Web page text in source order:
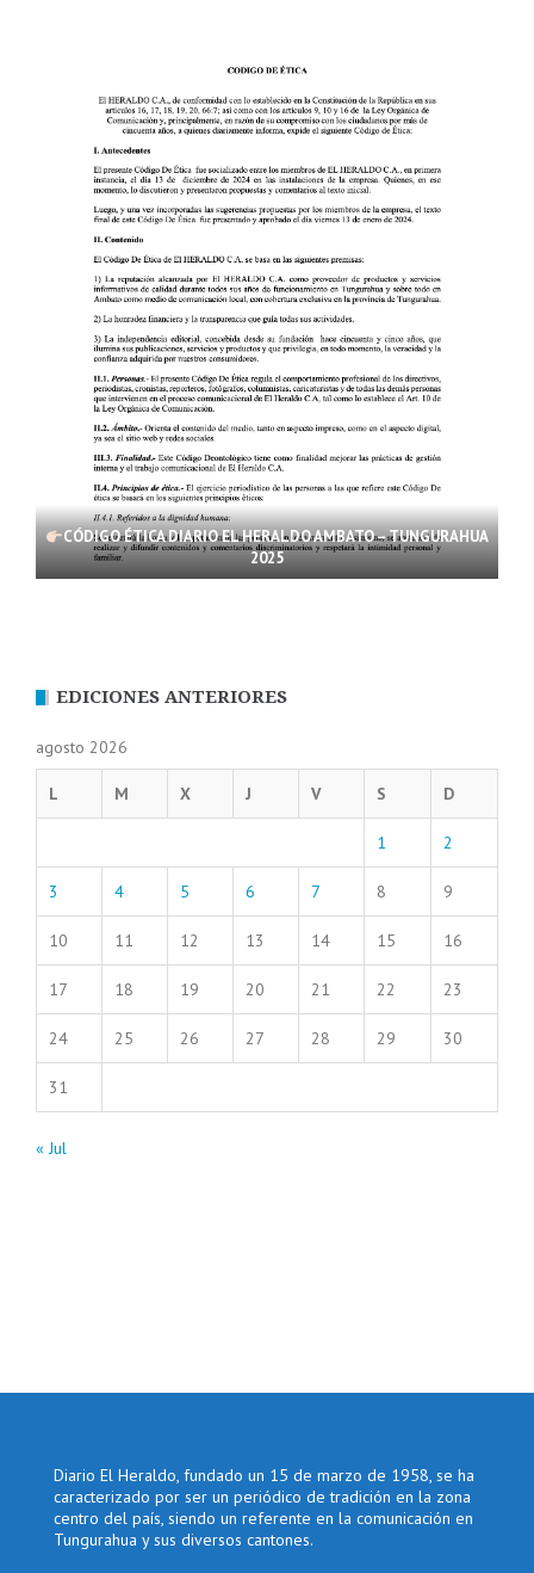
CÓDIGO ÉTICA DIARIO EL HERALDO AMBATO – TUNGURAHUA
2025
EDICIONES ANTERIORES
agosto 2026
L M X J V S D
1 2
3 4 5 6 7 8 9
10 11 12 13 14 15 16
17 18 19 20 21 22 23
24 25 26 27 28 29 30
31
« Jul
Diario El Heraldo, fundado un 15 de marzo de 1958, se ha
caracterizado por ser un periódico de tradición en la zona
centro del país, siendo un referente en la comunicación en
Tungurahua y sus diversos cantones.